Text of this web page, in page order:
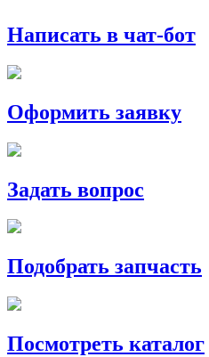
Написать в чат-бот
Оформить заявку
Задать вопрос
Подобрать запчасть
Посмотреть каталог